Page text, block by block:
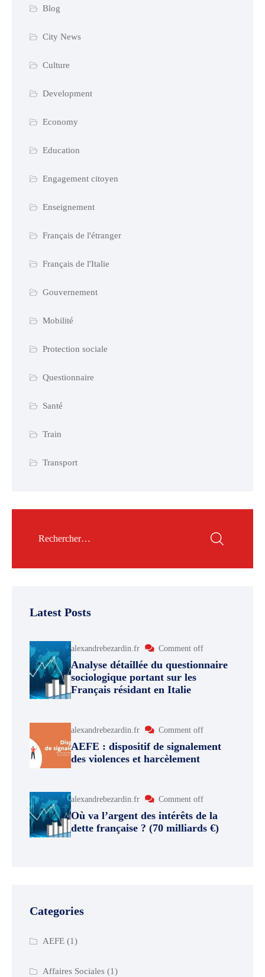
Blog
City News
Culture
Development
Economy
Education
Engagement citoyen
Enseignement
Français de l'étranger
Français de l'Italie
Gouvernement
Mobilité
Protection sociale
Questionnaire
Santé
Train
Transport
Latest Posts
alexandrebezardin.fr Comment off
Analyse détaillée du questionnaire
sociologique portant sur les
Français résidant en Italie
alexandrebezardin.fr Comment off
AEFE : dispositif de signalement
des violences et harcèlement
alexandrebezardin.fr Comment off
Où va l’argent des intérêts de la
dette française ? (70 milliards €)
Categories
AEFE(1)
Affaires Sociales(1)